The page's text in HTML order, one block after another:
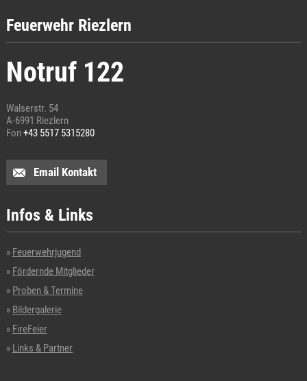
Feuerwehr Riezlern
Notruf 122
Walserstr. 54
A-6991 Riezlern
Fon+43 5517 5315280
Email Kontakt
Infos & Links
Feuerwehrjugend
Fördernde Mitglieder
Proben & Termine
Bildergalerie
FireFeier
Links & Partner